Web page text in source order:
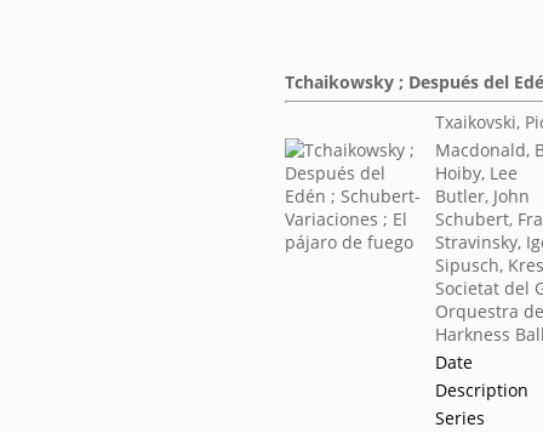
Tchaikowsky ; Después del
Txaikovski,
Macdonald,
Hoiby, Lee
Butler, John
Schubert,
Stravinsky,
Sipusch,
Societat del
Orquestra
Harkness
Date
Description
Series